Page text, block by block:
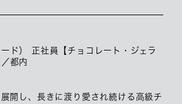
ド） 正社員【チョコレート・ジェラ
都内
開し、長きに渡り愛され続ける高級チ